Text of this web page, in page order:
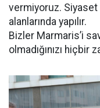
vermiyoruz.
alanlarında yapılır.
Bizler Marmaris’i
olmadığınızı hiçbir